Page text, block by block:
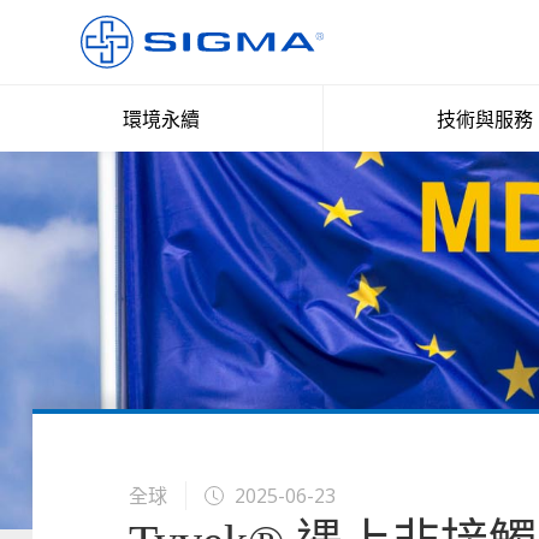
環境永續 技術與服務
全球 2025-06-23